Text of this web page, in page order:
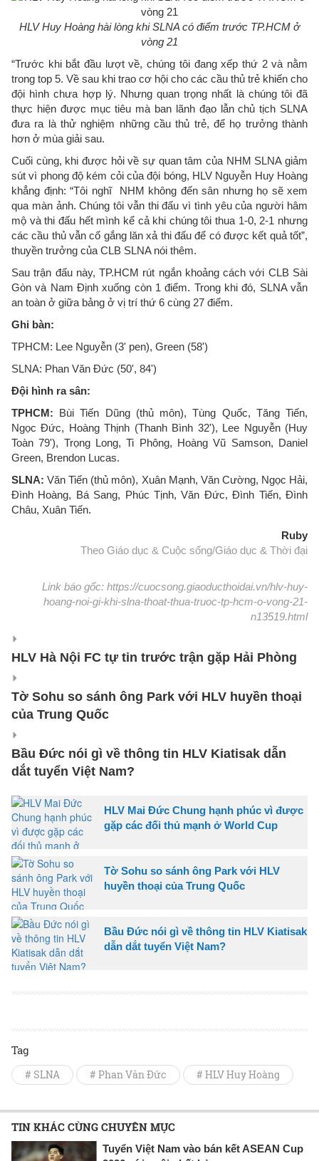
HLV Huy Hoàng hài lòng khi SLNA có điểm trước TP.HCM ở
vòng 21
“Trước khi bắt đầu lượt về, chúng tôi đang xếp thứ 2 và nằm
trong top 5. Về sau khi trao cơ hội cho các cầu thủ trẻ khiến cho
đội hình chưa hợp lý. Nhưng quan trọng nhất là chúng tôi đã
thực hiện được mục tiêu mà ban lãnh đạo lẫn chủ tịch SLNA
đưa ra là thử nghiệm những cầu thủ trẻ, để họ trưởng thành
hơn ở mùa giải sau.
Cuối cùng, khi được hỏi về sự quan tâm của NHM SLNA giảm
sút vì phong độ kém cỏi của đội bóng, HLV Nguyễn Huy Hoàng
khẳng định: “Tôi nghĩ NHM không đến sân nhưng họ sẽ xem
qua màn ảnh. Chúng tôi vẫn thi đấu vì tình yêu của người hâm
mộ và thi đấu hết mình kể cả khi chúng tôi thua 1-0, 2-1 nhưng
các cầu thủ vẫn cố gắng lăn xả thi đấu để có được kết quả tốt”,
thuyền trưởng của CLB SLNA nói thêm.
Sau trận đấu này, TP.HCM rút ngắn khoảng cách với CLB Sài
Gòn và Nam Định xuống còn 1 điểm. Trong khi đó, SLNA vẫn
an toàn ở giữa bảng ở vị trí thứ 6 cùng 27 điểm.
Ghi bàn:
TPHCM: Lee Nguyễn (3' pen), Green (58')
SLNA: Phan Văn Đức (50', 84')
Đội hình ra sân:
TPHCM: Bùi Tiến Dũng (thủ môn), Tùng Quốc, Tăng Tiến,
Ngọc Đức, Hoàng Thịnh (Thanh Bình 32'), Lee Nguyễn (Huy
Toàn 79'), Trọng Long, Ti Phông, Hoàng Vũ Samson, Daniel
Green, Brendon Lucas.
SLNA: Văn Tiến (thủ môn), Xuân Mạnh, Văn Cường, Ngọc Hải,
Đình Hoàng, Bá Sang, Phúc Tịnh, Văn Đức, Đình Tiến, Đình
Châu, Xuân Tiến.
Ruby
Theo Giáo dục & Cuộc sống/Giáo dục & Thời đại
Link báo gốc: https://cuocsong.giaoducthoidai.vn/hlv-huy-
hoang-noi-gi-khi-slna-thoat-thua-truoc-tp-hcm-o-vong-21-
n13519.html
HLV Hà Nội FC tự tin trước trận gặp Hải Phòng
Tờ Sohu so sánh ông Park với HLV huyền thoại
của Trung Quốc
Bầu Đức nói gì về thông tin HLV Kiatisak dẫn
dắt tuyển Việt Nam?
HLV Mai Đức Chung hạnh phúc vì được
gặp các đối thủ mạnh ở World Cup
Tờ Sohu so sánh ông Park với HLV
huyền thoại của Trung Quốc
Bầu Đức nói gì về thông tin HLV Kiatisak
dẫn dắt tuyển Việt Nam?
Tag
# SLNA # Phan Văn Đức # HLV Huy Hoàng
TIN KHÁC CÙNG CHUYÊN MỤC
Tuyển Việt Nam vào bán kết ASEAN Cup